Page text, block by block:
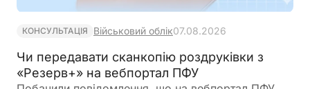
КОНСУЛЬТАЦІЯ Військовий облік07.08.2026
Чи передавати сканкопію роздруківки з
«Резерв+» на вебпортал ПФУ